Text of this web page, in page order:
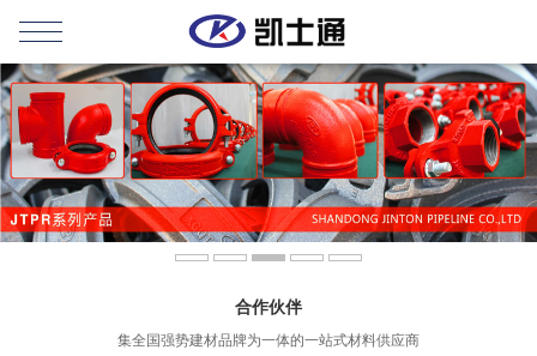
合作伙伴
集全国强势建材品牌为一体的一站式材料供应商